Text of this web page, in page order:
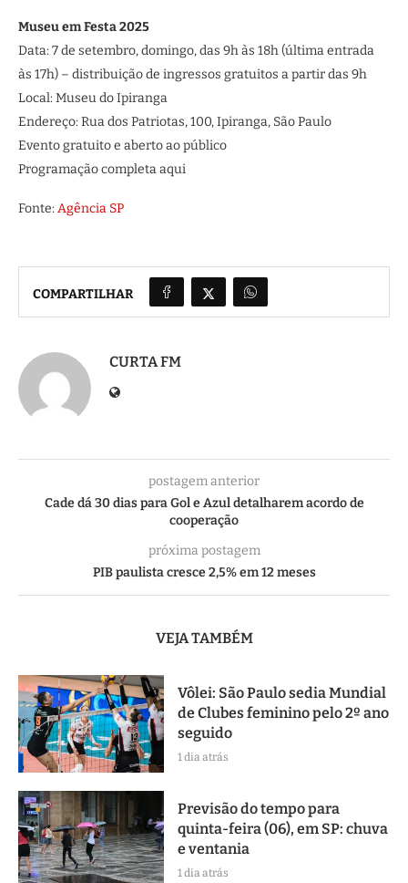
Museu em Festa 2025
Data: 7 de setembro, domingo, das 9h às 18h (última entrada
às 17h) – distribuição de ingressos gratuitos a partir das 9h
Local: Museu do Ipiranga
Endereço: Rua dos Patriotas, 100, Ipiranga, São Paulo
Evento gratuito e aberto ao público
Programação completa aqui
Fonte: Agência SP
COMPARTILHAR
CURTA FM
postagem anterior
Cade dá 30 dias para Gol e Azul detalharem acordo de
cooperação
próxima postagem
PIB paulista cresce 2,5% em 12 meses
VEJA TAMBÉM
Vôlei: São Paulo sedia Mundial
de Clubes feminino pelo 2º ano
seguido
1 dia atrás
Previsão do tempo para
quinta-feira (06), em SP: chuva
e ventania
1 dia atrás